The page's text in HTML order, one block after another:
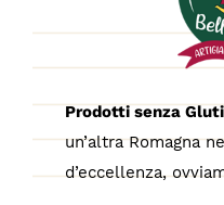
Prodotti senza
un’altra Romagna
d’eccellenza,